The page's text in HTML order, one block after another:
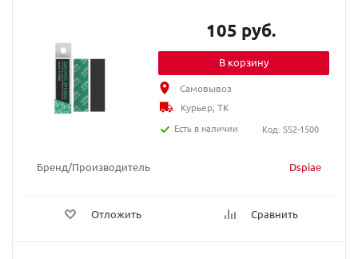
Бренд/Производитель Dspiae
Отложить Сравнить
105 руб.
В корзину
Самовывоз
Курьер, ТК
Есть в наличии
Код: SS2-1500